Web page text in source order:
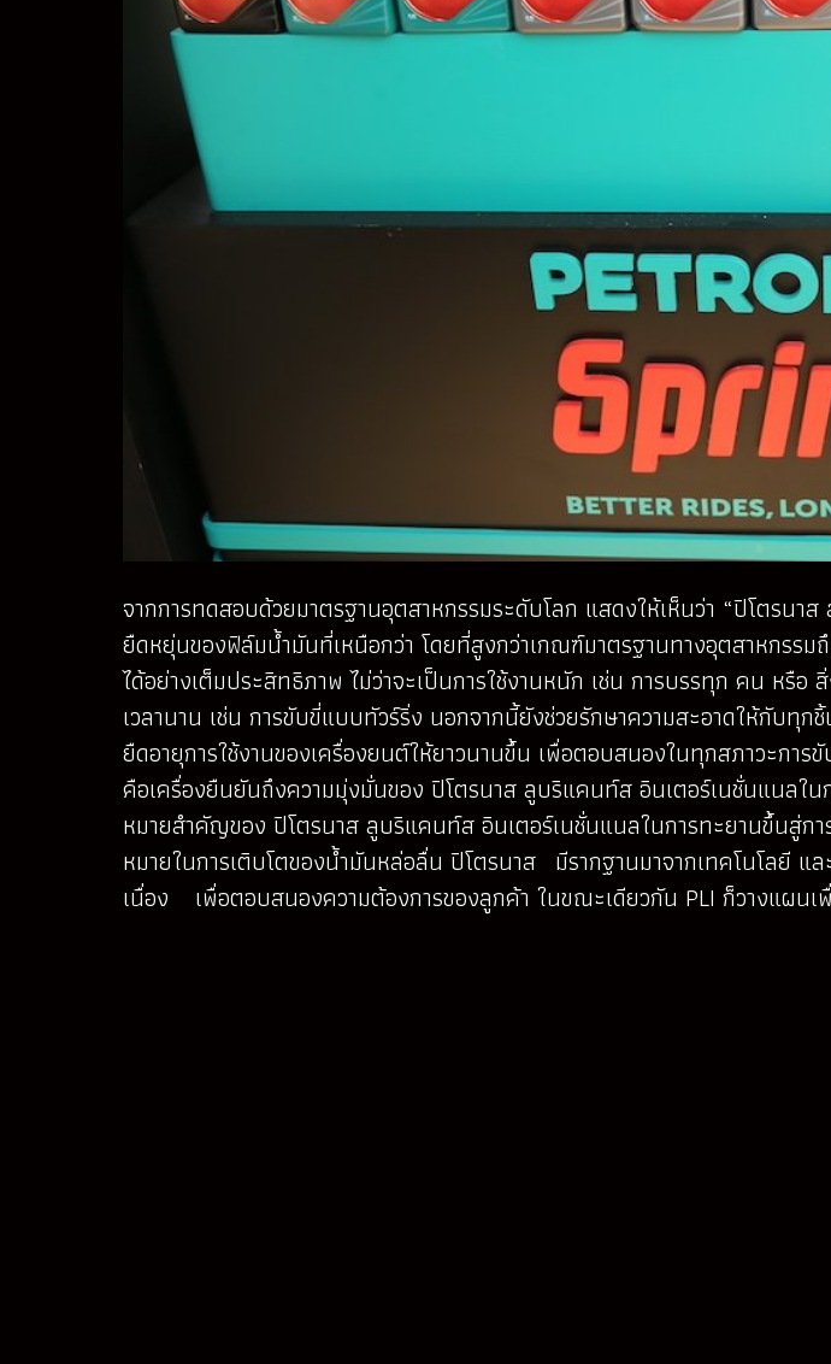
จากการทดสอบด้วยมาตรฐานอุตสาหกรรมระดับโลก แสดงให้เห็นว่า “ปิโตรนา
ยืดหยุ่นของฟิล์มน้ำมันที่เหนือกว่า โดยที่สูงกว่าเกณฑ์มาตรฐานทางอุตสาหกรร
ได้อย่างเต็มประสิทธิภาพ ไม่ว่าจะเป็นการใช้งานหนัก เช่น การบรรทุก คน หรือ
เวลานาน เช่น การขับขี่แบบทัวร์ริ่ง นอกจากนี้ยังช่วยรักษาความสะอาดให้กับ
ยืดอายุการใช้งานของเครื่องยนต์ให้ยาวนานขึ้น เพื่อตอบสนองในทุกสภาวะกา
คือเครื่องยืนยันถึงความมุ่งมั่นของ ปิโตรนาส ลูบริแคนท์ส อินเตอร์เนชั่นแนลใ
หมายสำคัญของ ปิโตรนาส ลูบริแคนท์ส อินเตอร์เนชั่นแนลในการทะยานขึ้นสู่
หมายในการเติบโตของน้ำมันหล่อลื่น ปิโตรนาส มีรากฐานมาจากเทคโนโลยี
เนื่อง เพื่อตอบสนองความต้องการของลูกค้า ในขณะเดียวกัน PLI ก็วางแผนเ